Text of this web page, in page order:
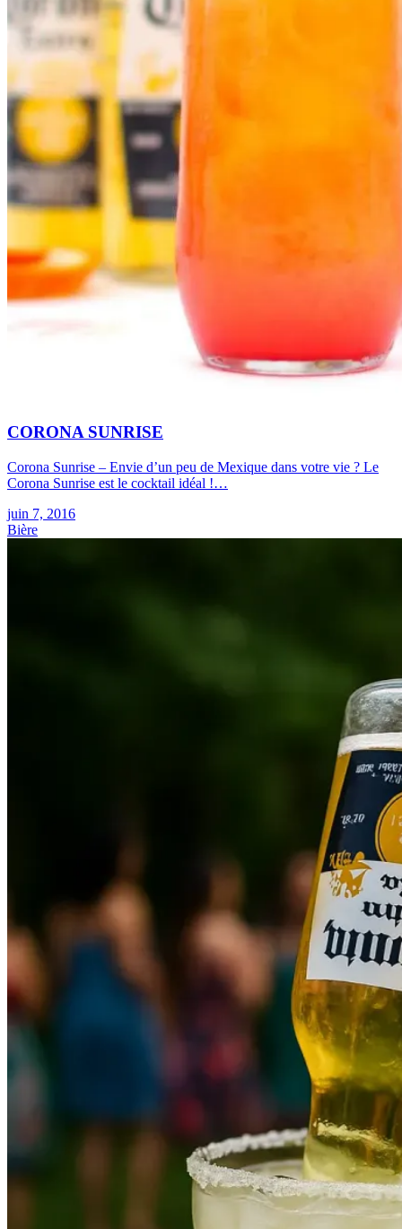
CORONA SUNRISE
Corona Sunrise – Envie d’un peu de Mexique dans votre vie ? Le
Corona Sunrise est le cocktail idéal !…
juin 7, 2016
Bière